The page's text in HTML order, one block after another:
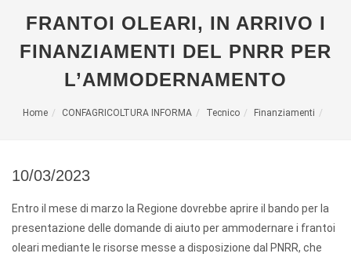
FRANTOI OLEARI, IN ARRIVO I
FINANZIAMENTI DEL PNRR PER
L’AMMODERNAMENTO
Home CONFAGRICOLTURA INFORMA Tecnico Finanziamenti
10/03/2023
Entro il mese di marzo la Regione dovrebbe aprire il bando per la
presentazione delle domande di aiuto per ammodernare i frantoi
oleari mediante le risorse messe a disposizione dal PNRR, che